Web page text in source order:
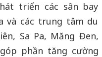
triển các sân bay
và các trung tâm du
Sa Pa, Măng Đen,
phần tăng cường